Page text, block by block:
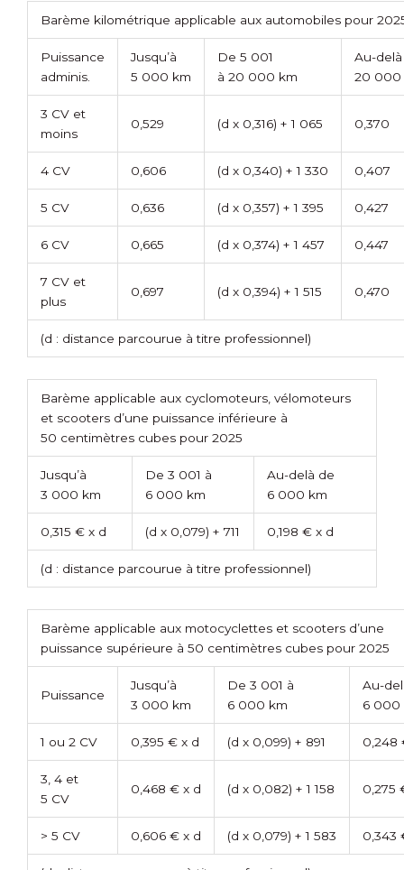
Barème kilométrique applicable aux automobiles pour
Puissance
adminis.
Jusqu’à
5 000 km
De 5 001
à 20 000 km
Au-
20 000
3 CV et
moins
0,529 (d x 0,316) + 1 065 0,370
4 CV 0,606 (d x 0,340) + 1 330 0,407
5 CV 0,636 (d x 0,357) + 1 395 0,427
6 CV 0,665 (d x 0,374) + 1 457 0,447
7 CV et
plus
0,697 (d x 0,394) + 1 515 0,470
(d : distance parcourue à titre professionnel)
Barème applicable aux cyclomoteurs, vélomoteurs
et scooters d’une puissance inférieure à
50 centimètres cubes pour 2025
Jusqu’à
3 000 km
De 3 001 à
6 000 km
Au-delà de
6 000 km
0,315 € x d (d x 0,079) + 711 0,198 € x d
(d : distance parcourue à titre professionnel)
Barème applicable aux motocyclettes et scooters d’une
puissance supérieure à 50 centimètres cubes pour 2025
Puissance
Jusqu’à
3 000 km
De 3 001 à
6 000 km
Au-
6 000
1 ou 2 CV 0,395 € x d (d x 0,099) + 891 0,248
3, 4 et
5 CV
0,468 € x d (d x 0,082) + 1 158 0,275
> 5 CV 0,606 € x d (d x 0,079) + 1 583 0,343